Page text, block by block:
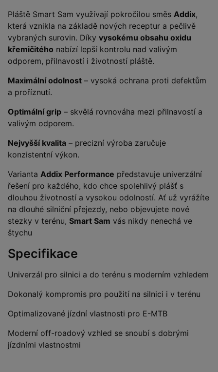
Pláště Smart Sam využívají pokročilou směs Addix,
která vznikla na základě nových receptur a pečlivě
vybraných surovin. Díky vysokému obsahu oxidu
křemičitého nabízí lepší kontrolu nad valivým
odporem, přilnavostí i životností pláště.
Maximální odolnost – vysoká ochrana proti defektům
a proříznutí.
Optimální grip – skvělá rovnováha mezi přilnavostí a
valivým odporem.
Nejvyšší kvalita – precizní výroba zaručuje
konzistentní výkon.
Varianta Addix Performance představuje univerzální
řešení pro každého, kdo chce spolehlivý plášť s
dlouhou životností a vysokou odolností. Ať už vyrážíte
na dlouhé silniční přejezdy, nebo objevujete nové
stezky v terénu, Smart Sam vás nikdy nenechá ve
štychu
Specifikace
Univerzál pro silnici a do terénu s moderním vzhledem
Dokonalý kompromis pro použití na silnici i v terénu
Optimalizované jízdní vlastnosti pro E-MTB
Moderní off-roadový vzhled se snoubí s dobrými
jízdními vlastnostmi